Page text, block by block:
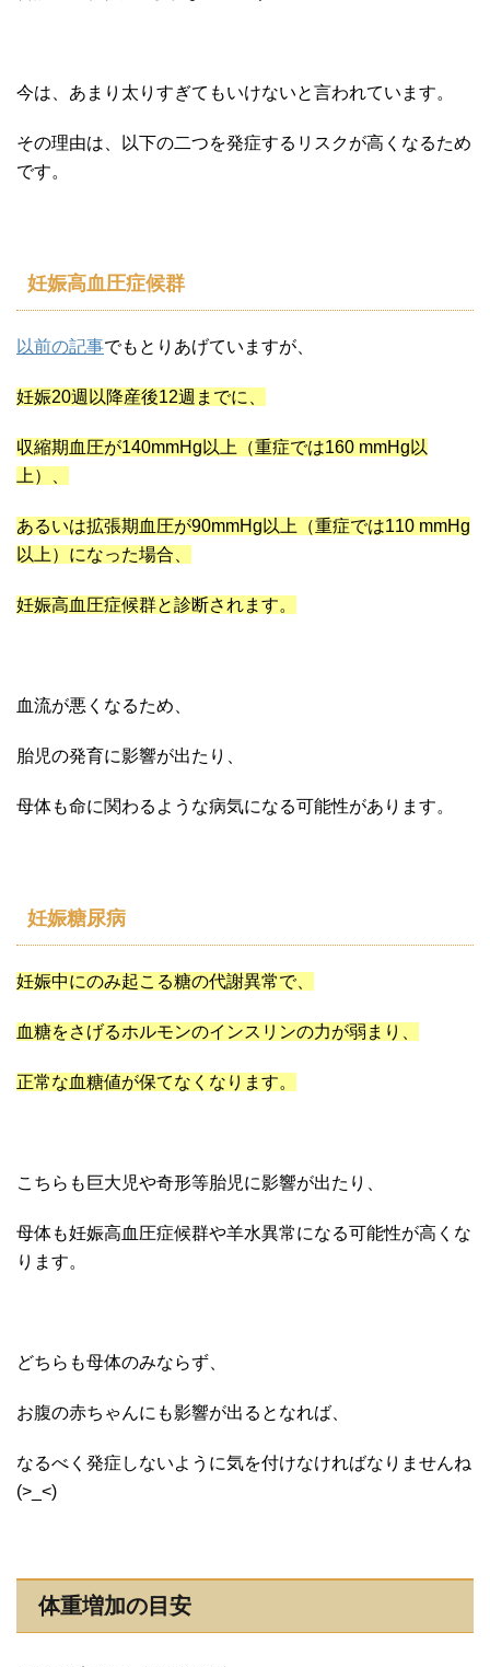
今は、あまり太りすぎてもいけないと言われています。
その理由は、以下の二つを発症するリスクが高くなるため
です。
妊娠高血圧症候群
以前の記事でもとりあげていますが、
妊娠20週以降産後12週までに、
収縮期血圧が140mmHg以上（重症では160 mmHg以
上）、
あるいは拡張期血圧が90mmHg以上（重症では110 mmHg
以上）になった場合、
妊娠高血圧症候群と診断されます。
血流が悪くなるため、
胎児の発育に影響が出たり、
母体も命に関わるような病気になる可能性があります。
妊娠糖尿病
妊娠中にのみ起こる糖の代謝異常で、
血糖をさげるホルモンのインスリンの力が弱まり、
正常な血糖値が保てなくなります。
こちらも巨大児や奇形等胎児に影響が出たり、
母体も妊娠高血圧症候群や羊水異常になる可能性が高くな
ります。
どちらも母体のみならず、
お腹の赤ちゃんにも影響が出るとなれば、
なるべく発症しないように気を付けなければなりませんね
(>_<)
体重増加の目安